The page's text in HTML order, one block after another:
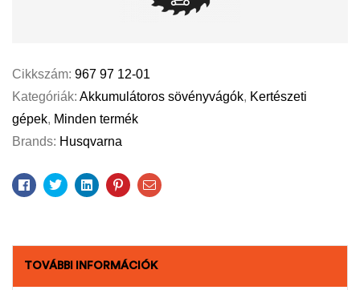
Cikkszám: 967 97 12-01
Kategóriák: Akkumulátoros sövényvágók, Kertészeti
gépek, Minden termék
Brands: Husqvarna
Facebook
TwitterLinkedinPinterestEmail
TOVÁBBI INFORMÁCIÓK